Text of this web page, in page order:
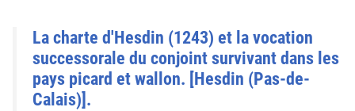
La charte d'Hesdin (1243) et la vocation
successorale du conjoint survivant dans les
pays picard et wallon. [Hesdin (Pas-de-
Calais)].